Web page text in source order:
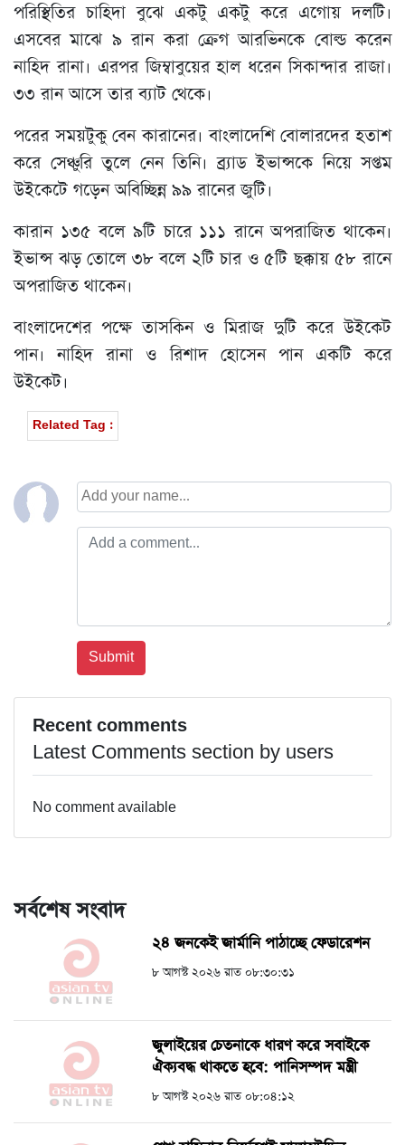
পরিস্থিতির চাহিদা বুঝে একটু একটু করে এগোয় দলটি।
এসবের মাঝে ৯ রান করা ক্রেগ আরভিনকে বোল্ড করেন
নাহিদ রানা। এরপর জিম্বাবুয়ের হাল ধরেন সিকান্দার রাজা।
৩৩ রান আসে তার ব্যাট থেকে।
পরের সময়টুকু বেন কারানের। বাংলাদেশি বোলারদের হতাশ
করে সেঞ্চুরি তুলে নেন তিনি। ব্র্যাড ইভান্সকে নিয়ে সপ্তম
উইকেটে গড়েন অবিচ্ছিন্ন ৯৯ রানের জুটি।
কারান ১৩৫ বলে ৯টি চারে ১১১ রানে অপরাজিত থাকেন।
ইভান্স ঝড় তোলে ৩৮ বলে ২টি চার ও ৫টি ছক্কায় ৫৮ রানে
অপরাজিত থাকেন।
বাংলাদেশের পক্ষে তাসকিন ও মিরাজ দুটি করে উইকেট
পান। নাহিদ রানা ও রিশাদ হোসেন পান একটি করে
উইকেট।
Related Tag :
Recent comments
Latest Comments section by users
No comment available
সর্বশেষ সংবাদ
২৪ জনকেই জার্মানি পাঠাচ্ছে ফেডারেশন
৮ আগস্ট ২০২৬ রাত ০৮:৩০:৩১
জুলাইয়ের চেতনাকে ধারণ করে সবাইকে
ঐক্যবদ্ধ থাকতে হবে: পানিসম্পদ মন্ত্রী
৮ আগস্ট ২০২৬ রাত ০৮:০৪:১২